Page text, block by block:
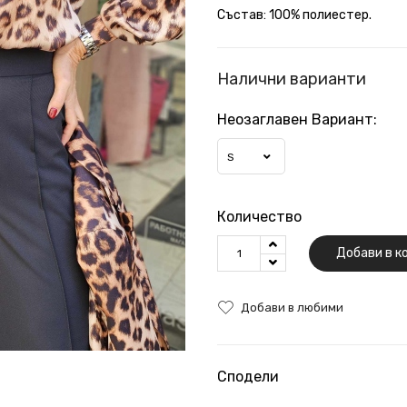
Състав: 100% полиестер.
Налични варианти
Неозаглавен Вариант:
S
Количество
Добави в
Добави в любими
Сподели